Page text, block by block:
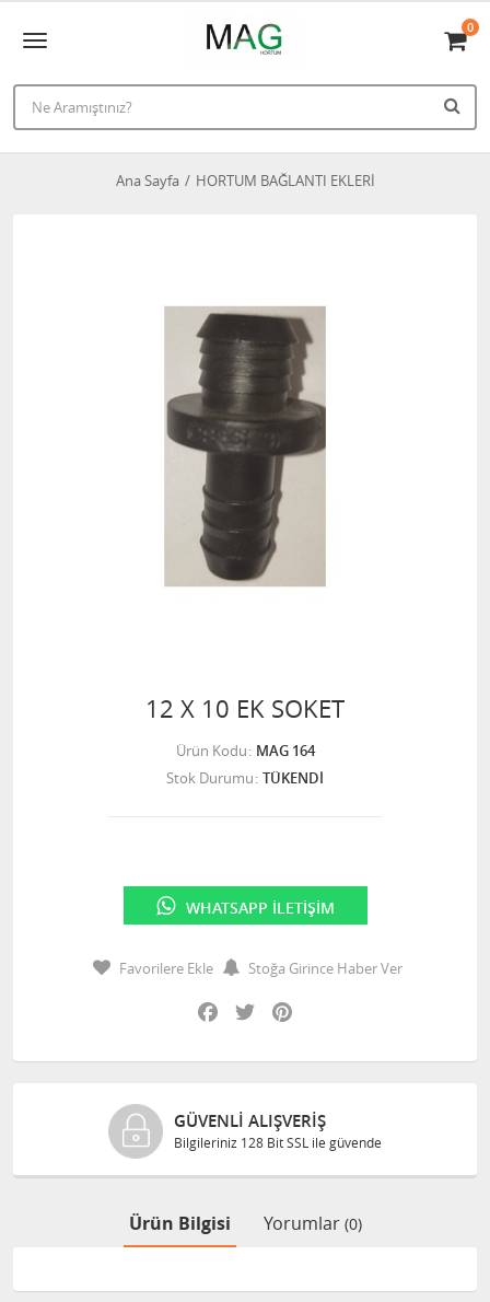
0
Ana Sayfa HORTUM BAĞLANTI EKLERİ
12 X 10 EK SOKET
Ürün Kodu MAG 164
Stok Durumu TÜKENDİ
WHATSAPP İLETIŞIM
Favorilere Ekle
Stoğa Girince Haber Ver
Facebook
Twitter
GÜVENLI ALIŞVERIŞ
Bilgileriniz 128 Bit SSL ile güvende
Ürün Bilgisi Yorumlar (0)